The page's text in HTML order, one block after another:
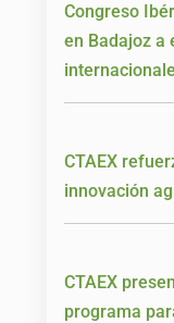
Congreso
en Badajoz a
CTAEX
innovación
CTAEX
programa